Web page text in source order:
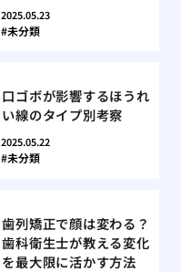
2025.05.23
未分類
口ゴボが影響するほうれ
い線のタイプ別考察
2025.05.22
未分類
歯列矯正で顔は変わる？
歯科衛生士が教える変化
を最大限に活かす方法